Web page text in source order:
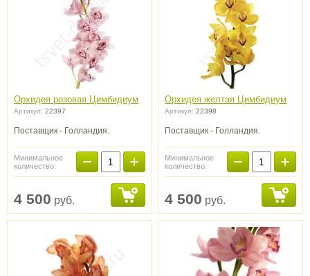
Орхидея розовая Цимбидиум
Артикул: 22397
Поставщик - Голландия.
Минимальное
количество:
− +
4 500 руб.
Орхидея желтая Цимбидиум
Артикул: 22398
Поставщик - Голландия.
Минимальное
количество:
− +
4 500 руб.